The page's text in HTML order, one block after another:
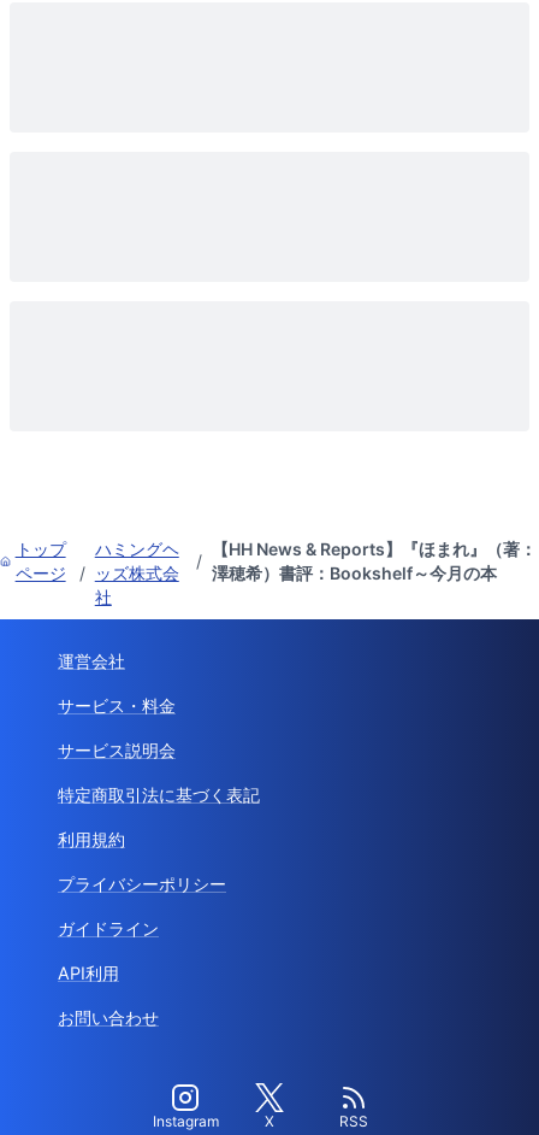
トップ
ページ
/
ハミングヘ
ッズ株式会
社
/
【HH News & Reports】『ほまれ』（著：
澤穂希）書評：Bookshelf～今月の本
運営会社
サービス・料金
サービス説明会
特定商取引法に基づく表記
利用規約
プライバシーポリシー
ガイドライン
API利用
お問い合わせ
Instagram X RSS